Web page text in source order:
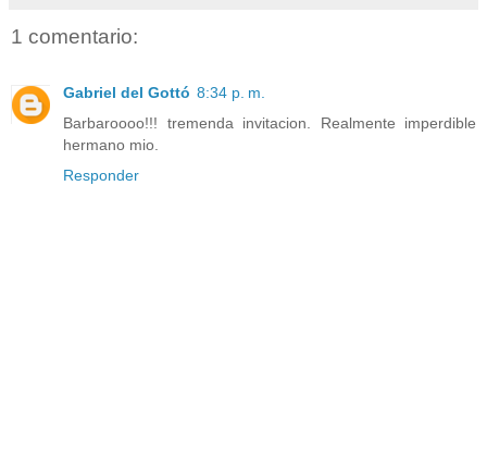
1 comentario:
Gabriel del Gottó 8:34 p. m.
Barbaroooo!!! tremenda invitacion. Realmente imperdible
hermano mio.
Responder